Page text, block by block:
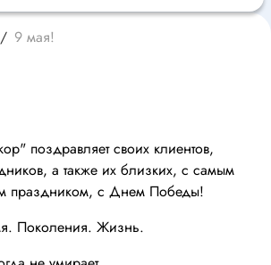
и автотовары
дома и хобби
9 мая!
поздравляет своих клиентов,
а также их близких, с самым
праздником, с Днем Победы!
Поколения. Жизнь.